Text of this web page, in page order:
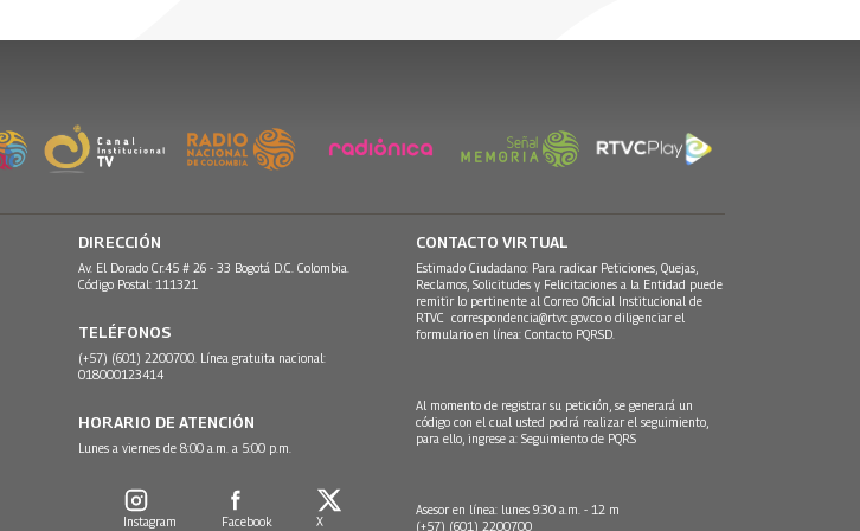
DIRECCIÓN
Av. El Dorado Cr.45 # 26 - 33 Bogotá D.C. Colombia.
Código Postal: 111321
TELÉFONOS
(+57) (601) 2200700. Línea gratuita nacional:
018000123414
HORARIO DE ATENCIÓN
Lunes a viernes de 8:00 a.m. a 5:00 p.m.
Instagram Facebook X
CONTACTO VIRTUAL
Estimado Ciudadano: Para radicar Peticiones, Quejas,
Reclamos, Solicitudes y Felicitaciones a la Entidad puede
remitir lo pertinente al Correo Oficial Institucional de
RTVC correspondencia@rtvc.gov.co o diligenciar el
formulario en línea: Contacto PQRSD.
Al momento de registrar su petición, se generará un
código con el cual usted podrá realizar el seguimiento,
para ello, ingrese a: Seguimiento de PQRS
Asesor en línea: lunes 9:30 a.m. - 12 m
(+57) (601) 2200700